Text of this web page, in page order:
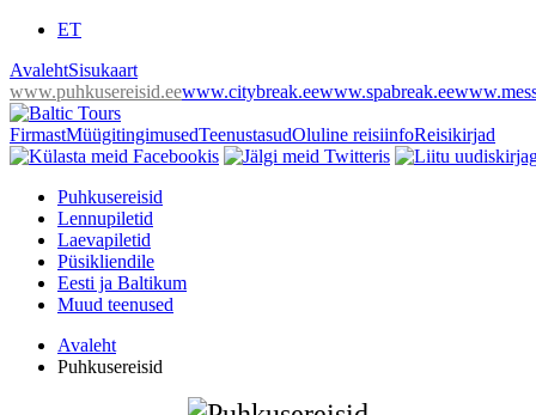
ET
AvalehtSisukaart
www.puhkusereisid.eewww.citybreak.eewww.spabreak.ee
FirmastMüügitingimusedTeenustasudOluline reisiinfoReisikirjad
Puhkusereisid
Lennupiletid
Laevapiletid
Püsikliendile
Eesti ja Baltikum
Muud teenused
Avaleht
Puhkusereisid